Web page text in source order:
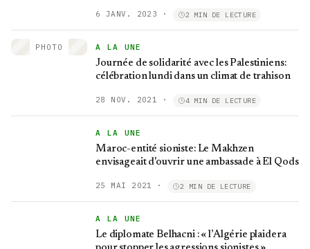
6 JANV. 2023 · 2 MIN DE LECTURE
PHOTO A LA UNE
Journée de solidarité avec les Palestiniens:
célébration lundi dans un climat de trahison
28 NOV. 2021 · 4 MIN DE LECTURE
A LA UNE
Maroc-entité sioniste: Le Makhzen
envisageait d'ouvrir une ambassade à El Qods
25 MAI 2021 · 2 MIN DE LECTURE
A LA UNE
Le diplomate Belhacni : « l’Algérie plaidera